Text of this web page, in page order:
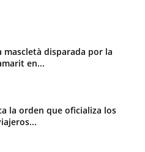
mascletà disparada por la
en...
la orden que oficializa los